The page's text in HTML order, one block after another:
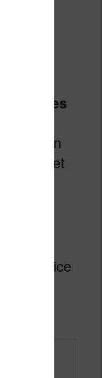
des
/ open
permet
un
la police
de